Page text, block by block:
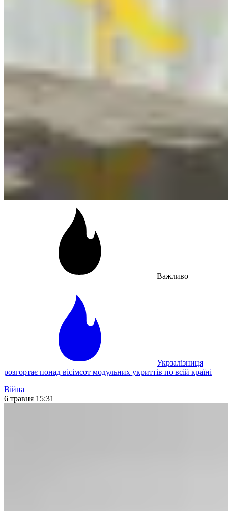
Важливо
Укрзалізниця
розгортає понад вісімсот модульних укриттів по всій країні
Війна
6 травня 15:31